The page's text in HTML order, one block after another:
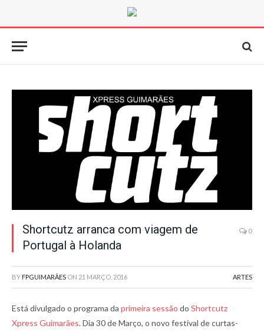
Shortcutz arranca com viagem de
Portugal à Holanda
0
BY FPGUIMARÃES ON 21 MARÇO, 2016 ARTES
Está divulgado o programa da primeira sessão do Shortcutz
Xpress Guimarães. Dia 30 de Março, o novo festival de curtas-